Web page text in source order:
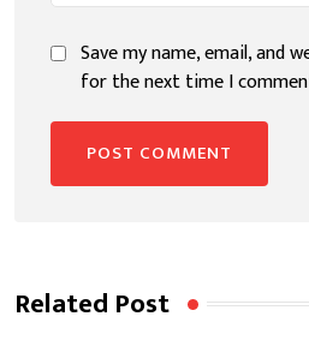
Save my name, email, and
for the next time I
Related Post